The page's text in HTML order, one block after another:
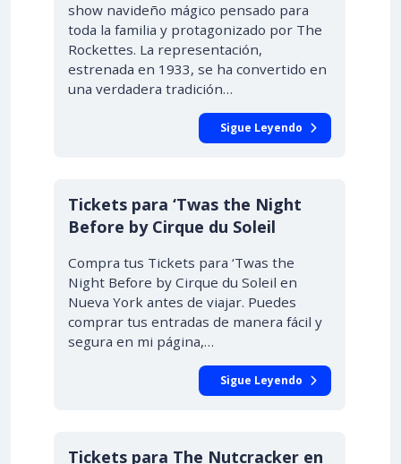
show navideño mágico pensado para
toda la familia y protagonizado por The
Rockettes. La representación,
estrenada en 1933, se ha convertido en
una verdadera tradición…
Sigue Leyendo
Tickets para ‘Twas the Night
Before by Cirque du Soleil
Compra tus Tickets para ‘Twas the
Night Before by Cirque du Soleil en
Nueva York antes de viajar. Puedes
comprar tus entradas de manera fácil y
segura en mi página,…
Sigue Leyendo
Tickets para The Nutcracker en